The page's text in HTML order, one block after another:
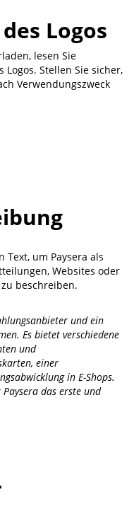
Logos
lesen Sie
Stellen Sie sicher,
Verwendungszweck
um Paysera als
Websites oder
beschreiben.
und ein
Es bietet verschiedene
und
einer
in E-Shops.
das erste und